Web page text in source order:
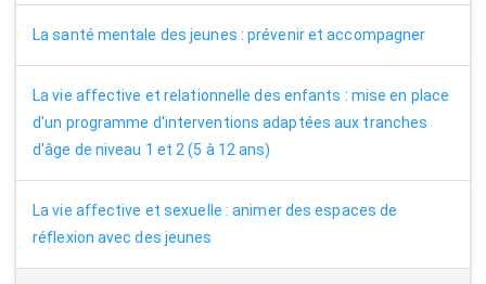
La santé mentale des jeunes : prévenir et accompagner
La vie affective et relationnelle des enfants : mise en place
d'un programme d'interventions adaptées aux tranches
d'âge de niveau 1 et 2 (5 à 12 ans)
La vie affective et sexuelle : animer des espaces de
réflexion avec des jeunes